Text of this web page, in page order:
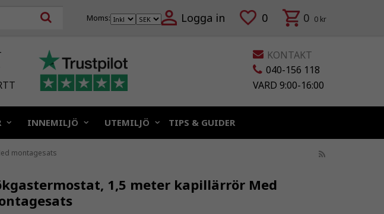
Moms: Logga in 0 0 0 kr
KONTAKT
040-156 118
VARD 9:00-16:00
INNEMILJÖ UTEMILJÖ TIPS & GUIDER
montagesats
1,5 meter kapillärrör Med